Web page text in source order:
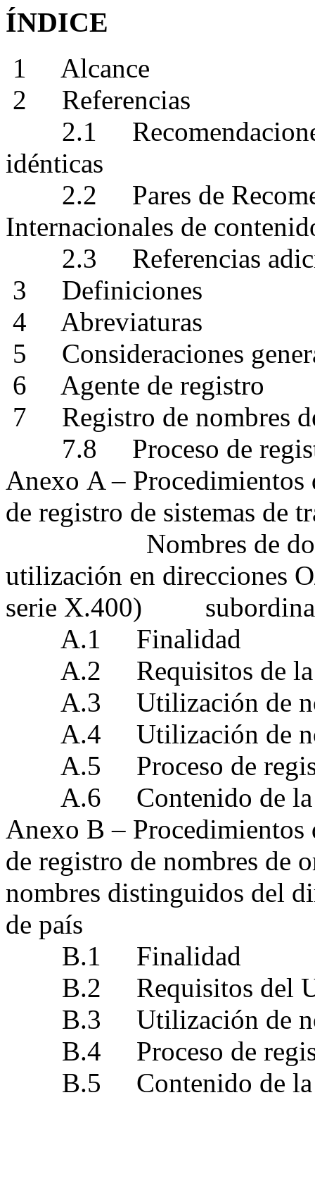
ÍNDICE
1 Alcance
2 Referencias
2.1 Recomendaciones
idénticas
2.2 Pares de
Internacionales de
2.3 Referencias
3 Definiciones
4 Abreviaturas
5 Consideraciones
6 Agente de registro
7 Registro de nombres
7.8 Proceso de
Anexo A – Procedimientos
de registro de sistemas de
Nombres de
utilización en direcciones
serie X.400)
A.1 Finalidad
A.2 Requisitos de la
A.3 Utilización de
A.4 Utilización de
A.5 Proceso de
A.6 Contenido de la
Anexo B – Procedimientos
de registro de nombres de
nombres distinguidos del
de país
B.1 Finalidad
B.2 Requisitos del
B.3 Utilización de
B.4 Proceso de
B.5 Contenido de la